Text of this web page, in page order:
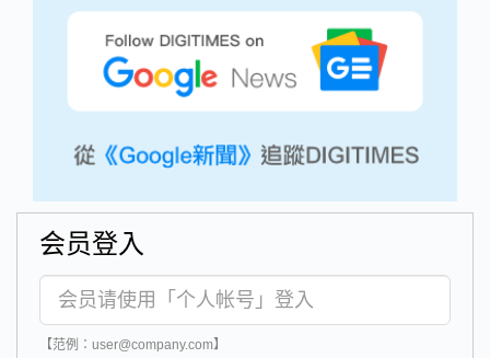
会员登入
【范例：user@company.com】